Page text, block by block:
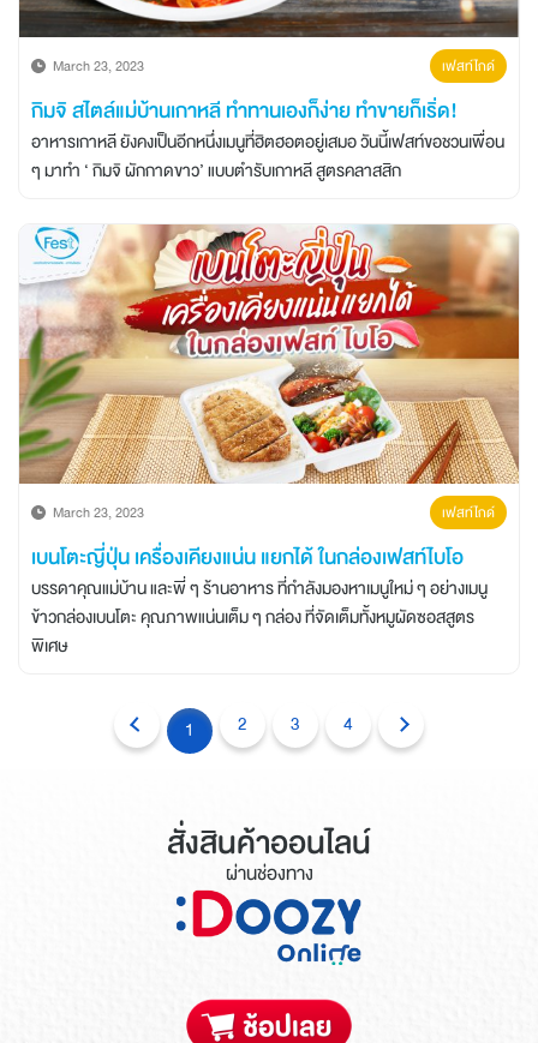
March 23, 2023 เฟสท์ไกด์
กิมจิ สไตล์แม่บ้านเกาหลี ทำทานเองก็ง่าย ทำขายก็เริ่ด!
อาหารเกาหลี ยังคงเป็นอีกหนึ่งเมนูที่ฮิตฮอตอยู่เสมอ วันนี้เฟสท์ขอชวนเพื่อน
ๆ มาทำ ‘ กิมจิ ผักกาดขาว’ แบบตำรับเกาหลี สูตรคลาสสิก
March 23, 2023 เฟสท์ไกด์
เบนโตะญี่ปุ่น เครื่องเคียงแน่น แยกได้ ในกล่องเฟสท์ไบโอ
บรรดาคุณแม่บ้าน และพี่ ๆ ร้านอาหาร ที่กำลังมองหาเมนูใหม่ ๆ อย่างเมนู
ข้าวกล่องเบนโตะ คุณภาพแน่นเต็ม ๆ กล่อง ที่จัดเต็มทั้งหมูผัดซอสสูตร
พิเศษ
1 2 3 4
สั่งสินค้าออนไลน์
ผ่านช่องทาง